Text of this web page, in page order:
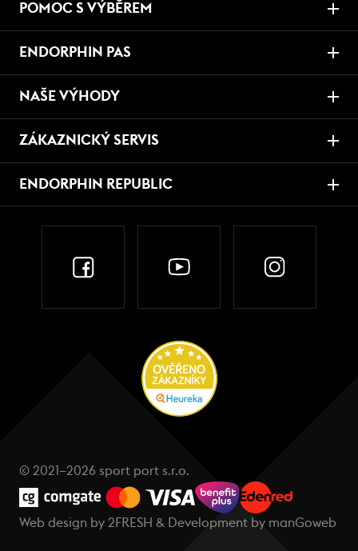
POMOC S VÝBĚREM
ENDORPHIN PAS
NAŠE VÝHODY
ZÁKAZNICKÝ SERVIS
ENDORPHIN REPUBLIC
© 2021–2026 sport port s.r.o.
Web design by 2FRESH & Development by manGoweb